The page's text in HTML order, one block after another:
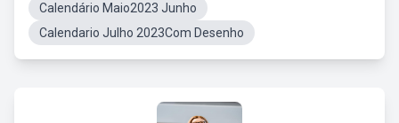
Calendário Maio2023 Junho
Calendario Julho 2023Com Desenho